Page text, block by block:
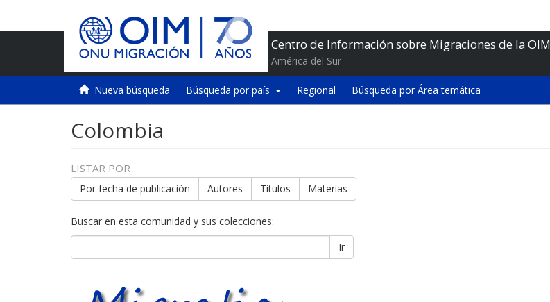
Centro de Información sobre Migraciones de la OIM
América del Sur
Nueva búsqueda Búsqueda por país Regional Búsqueda por Área temática
Colombia
LISTAR POR
Por fecha de publicación Autores Títulos Materias
Buscar en esta comunidad y sus colecciones:
Ir